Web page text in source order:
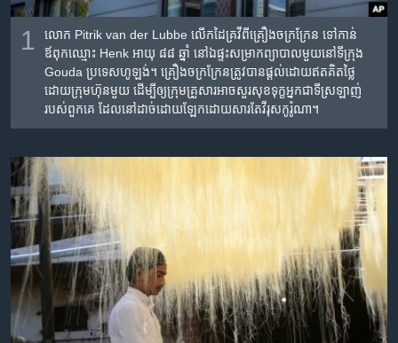
ស្វែង​
ភាសា
1
លោក Pitrik van der Lubbe លើក​ដៃ​គ្រវី​ពី​គ្រឿង​ចក្រ​ក្រែន ទៅកាន់​
ឪពុកឈ្មោះ Henk អាយុ ៨៨ ឆ្នាំ នៅ​ឯ​ផ្ទះ​សម្រាក​ព្យាបាល​មួយ​នៅ​ទីក្រុង
Gouda ប្រទេស​ហូឡង់។ គ្រឿង​ចក្រ​ក្រែន​ត្រូវ​បាន​ផ្ដល់​ដោយ​ឥត​គិត​ថ្លៃ​
ដោយ​ក្រុមហ៊ុន​មួយ ដើម្បី​ឲ្យ​ក្រុមគ្រួសារ​អាច​សួរ​សុខ​ទុក្ខ​អ្នកជាទីស្រឡាញ់​
របស់​ពួកគេ ដែល​នៅ​ដាច់​ដោយ​ឡែក​ដោយសារ​តែ​វីរុស​កូរ៉ូណា។